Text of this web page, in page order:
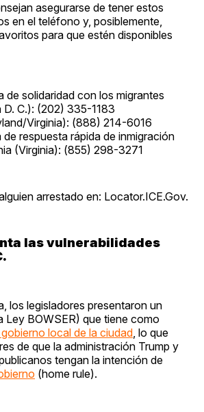
asegurarse de tener estos
en el teléfono y, posiblemente,
para que estén disponibles
de solidaridad con los migrantes
D. C.): (202) 335-1183
Virginia): (888) 214-6016
de respuesta rápida de inmigración
(Virginia): (855) 298-3271
arrestado en: Locator.ICE.Gov.
las vulnerabilidades
los legisladores presentaron un
Ley BOWSER) que tiene como
local de la ciudad , lo que
de que la administración Trump y
tengan la intención de
(home rule).